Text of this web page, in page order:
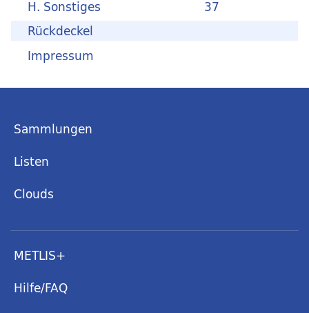
37
H. Sonstiges
Rückdeckel
Impressum
Sammlungen
Listen
Clouds
METLIS+
Hilfe/FAQ